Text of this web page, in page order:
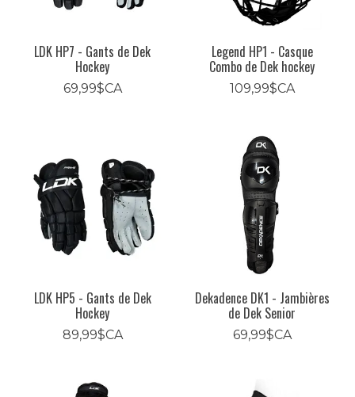
LDK HP7 - Gants de Dek
Hockey
69,99$CA
Legend HP1 - Casque
Combo de Dek hockey
109,99$CA
LDK HP5 - Gants de Dek
Hockey
89,99$CA
Dekadence DK1 - Jambières
de Dek Senior
69,99$CA